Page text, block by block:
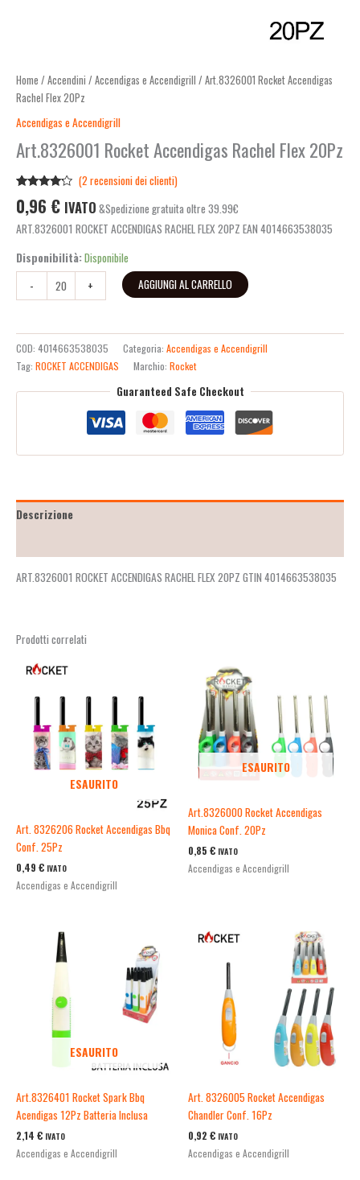
Home / Accendini / Accendigas e Accendigrill / Art.8326001 Rocket Accendigas
Rachel Flex 20Pz
Accendigas e Accendigrill
Art.8326001 Rocket Accendigas Rachel Flex 20Pz
4.00 su
5 su
base di
(2 recensioni dei clienti)
0,96 € IVATO &Spedizione gratuita oltre 39.99€
ART.8326001 ROCKET ACCENDIGAS RACHEL FLEX 20PZ EAN 4014663538035
Disponibilità:Disponibile
-
+ AGGIUNGI AL CARRELLO
COD: 4014663538035 Categoria: Accendigas e Accendigrill
Tag: ROCKET ACCENDIGAS Marchio: Rocket
Guaranteed Safe Checkout
Descrizione
ART.8326001 ROCKET ACCENDIGAS RACHEL FLEX 20PZ GTIN 4014663538035
Prodotti correlati
ESAURITO
Art. 8326206 Rocket Accendigas Bbq
Conf. 25Pz
0,49 € IVATO
Accendigas e Accendigrill
ESAURITO
Art.8326000 Rocket Accendigas
Monica Conf. 20Pz
0,85 € IVATO
Accendigas e Accendigrill
ESAURITO
Art.8326401 Rocket Spark Bbq
Acendigas 12Pz Batteria Inclusa
2,14 € IVATO
Accendigas e Accendigrill
Art. 8326005 Rocket Accendigas
Chandler Conf. 16Pz
0,92 € IVATO
Accendigas e Accendigrill